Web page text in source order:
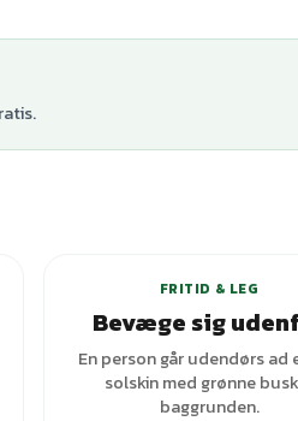
FRITID & LEG
Bevæge sig
En person går udendørs ad
solskin med grønne
baggrunden.